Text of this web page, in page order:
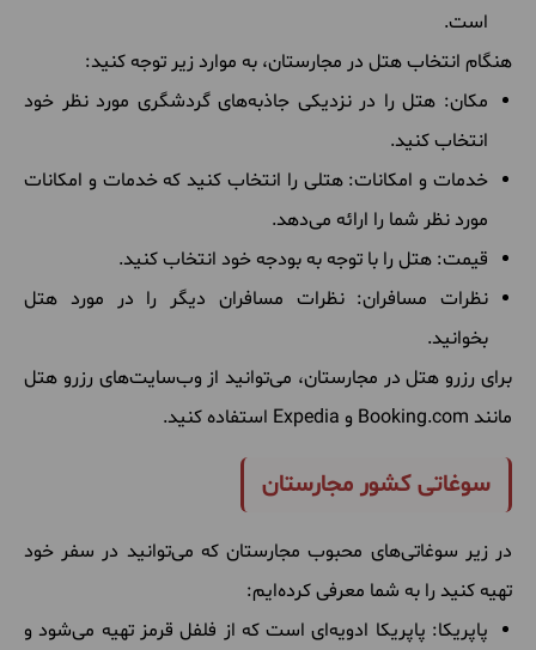
است.
هنگام انتخاب هتل در مجارستان، به موارد زیر توجه کنید:
مکان: هتل را در نزدیکی جاذبه‌های گردشگری مورد نظر خود
انتخاب کنید.
خدمات و امکانات: هتلی را انتخاب کنید که خدمات و امکانات
مورد نظر شما را ارائه می‌دهد.
قیمت: هتل را با توجه به بودجه خود انتخاب کنید.
نظرات مسافران: نظرات مسافران دیگر را در مورد هتل
بخوانید.
برای رزرو هتل در مجارستان، می‌توانید از وب‌سایت‌های رزرو هتل
مانند Booking.com و Expedia استفاده کنید.
سوغاتی کشور مجارستان
در زیر سوغاتی‌های محبوب مجارستان که می‌توانید در سفر خود
تهیه کنید را به شما معرفی کرده‌ایم:
پاپریکا: پاپریکا ادویه‌ای است که از فلفل قرمز تهیه می‌شود و